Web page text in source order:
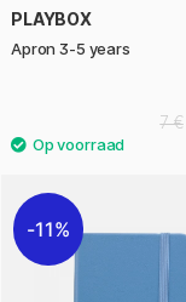
PLAYBOX
Apron 3-5 years
7 €
11%